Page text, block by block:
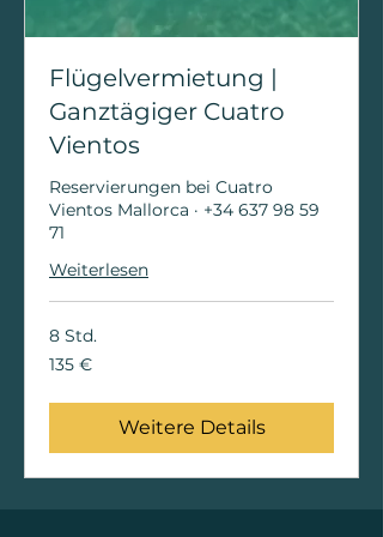
Flügelvermietung |
Ganztägiger Cuatro
Vientos
Reservierungen bei Cuatro
Vientos Mallorca · +34 637 98 59
71
Weiterlesen
8 Std.
135
Euro
135 €
Weitere Details